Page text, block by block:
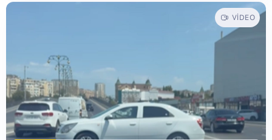
VIDEO